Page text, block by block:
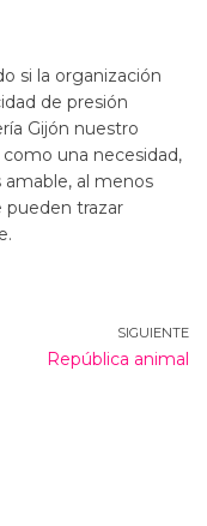
si la organización
de presión
Gijón nuestro
una necesidad,
al menos
pueden trazar
SIGUIENTE
República animal